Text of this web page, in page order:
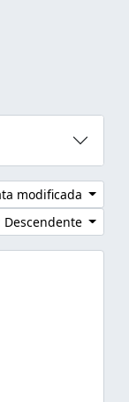
modificada
Descendente